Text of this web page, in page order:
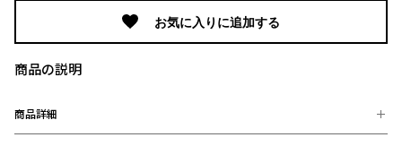
お気に入りに追加する
商品の説明
商品詳細